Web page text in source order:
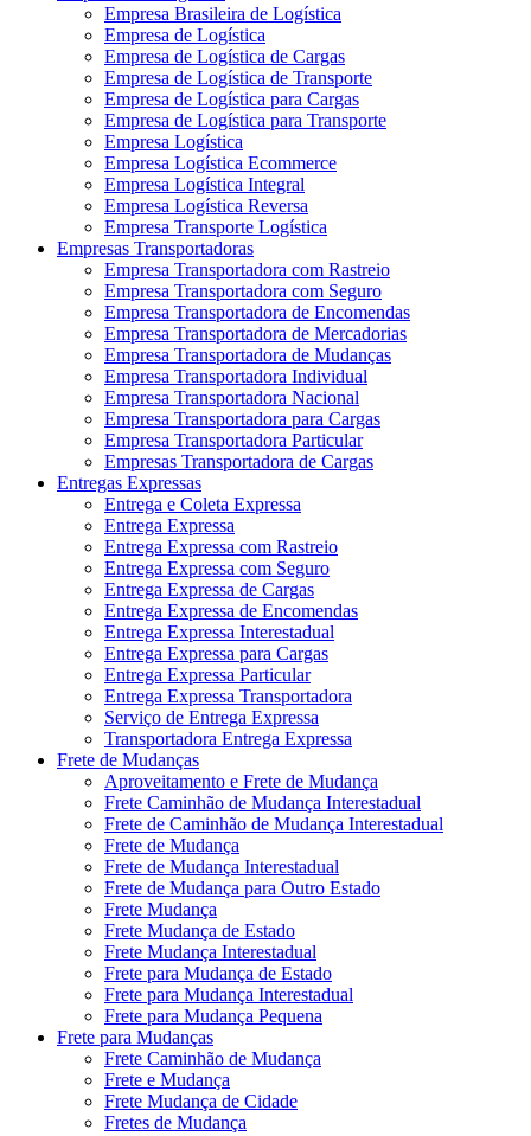
Empresa Brasileira de Logística
Empresa de Logística
Empresa de Logística de Cargas
Empresa de Logística de Transporte
Empresa de Logística para Cargas
Empresa de Logística para Transporte
Empresa Logística
Empresa Logística Ecommerce
Empresa Logística Integral
Empresa Logística Reversa
Empresa Transporte Logística
Empresas Transportadoras
Empresa Transportadora com Rastreio
Empresa Transportadora com Seguro
Empresa Transportadora de Encomendas
Empresa Transportadora de Mercadorias
Empresa Transportadora de Mudanças
Empresa Transportadora Individual
Empresa Transportadora Nacional
Empresa Transportadora para Cargas
Empresa Transportadora Particular
Empresas Transportadora de Cargas
Entregas Expressas
Entrega e Coleta Expressa
Entrega Expressa
Entrega Expressa com Rastreio
Entrega Expressa com Seguro
Entrega Expressa de Cargas
Entrega Expressa de Encomendas
Entrega Expressa Interestadual
Entrega Expressa para Cargas
Entrega Expressa Particular
Entrega Expressa Transportadora
Serviço de Entrega Expressa
Transportadora Entrega Expressa
Frete de Mudanças
Aproveitamento e Frete de Mudança
Frete Caminhão de Mudança Interestadual
Frete de Caminhão de Mudança Interestadual
Frete de Mudança
Frete de Mudança Interestadual
Frete de Mudança para Outro Estado
Frete Mudança
Frete Mudança de Estado
Frete Mudança Interestadual
Frete para Mudança de Estado
Frete para Mudança Interestadual
Frete para Mudança Pequena
Frete para Mudanças
Frete Caminhão de Mudança
Frete e Mudança
Frete Mudança de Cidade
Fretes de Mudança